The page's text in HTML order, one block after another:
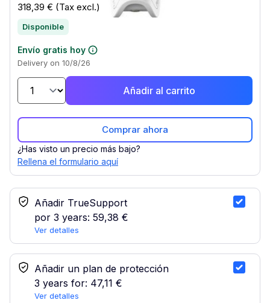
318,39 € (Tax excl.)
Disponible
Envío gratis hoy
Delivery on 10/8/26
Añadir al carrito
Comprar ahora
¿Has visto un precio más bajo?
Rellena el formulario aquí
Añadir TrueSupport
por 3 years: 59,38 €
Ver detalles
Servicio TrueSupport
Añadir un plan de protección
3 years for: 47,11 €
Ver detalles
Seleccionar plan de protección